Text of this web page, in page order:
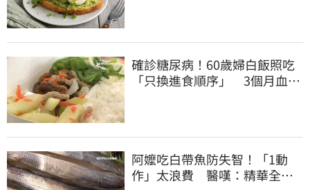
確診糖尿病！60歲婦白飯照吃
「只換進食順序」 3個月血糖
阿嬤吃白帶魚防失智！「1動
作」太浪費 醫嘆：精華全沒